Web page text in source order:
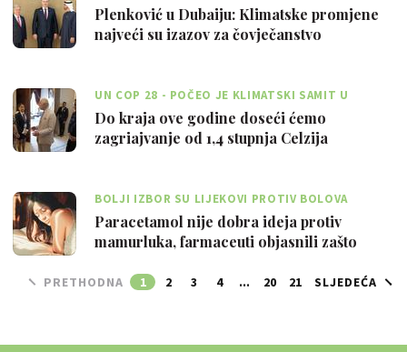
Plenković u Dubaiju: Klimatske promjene
najveći su izazov za čovječanstvo
UN COP 28 - POČEO JE KLIMATSKI SAMIT U
DUBAIJU
Do kraja ove godine doseći ćemo
zagriajvanje od 1,4 stupnja Celzija
BOLJI IZBOR SU LIJEKOVI PROTIV BOLOVA
Paracetamol nije dobra ideja protiv
mamurluka, farmaceuti objasnili zašto
PRETHODNA 1 2 3 4 ... 20 21 SLJEDEĆA